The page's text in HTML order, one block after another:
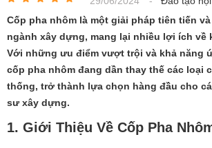
Cốp pha nhôm là một giải pháp tiên tiến
ngành xây dựng, mang lại nhiều lợi ích về
Với những ưu điểm vượt trội và khả năng
cốp pha nhôm đang dần thay thế các loại
thống, trở thành lựa chọn hàng đầu cho
sư xây dựng.
1. Giới Thiệu Về Cốp Pha